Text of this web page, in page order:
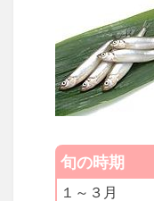
旬の時期
１～３月